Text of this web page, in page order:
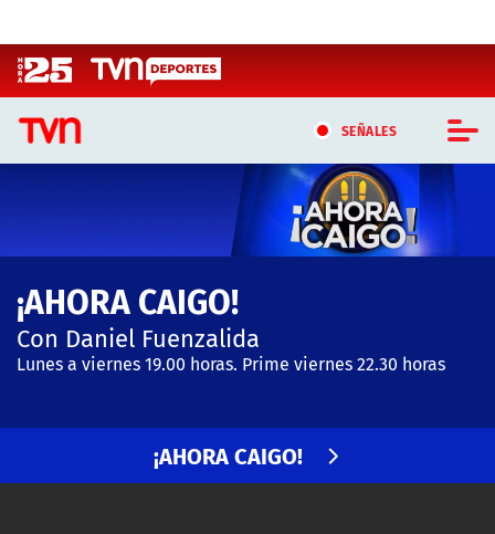
SEÑALES
CASTING MASTERCHEF CHILE
CASTING TVN VERTICAL
TVN VERTICAL
TVN PLAY
¡AHORA CAIGO!
Con Daniel Fuenzalida
Lunes a viernes 19.00 horas. Prime viernes 22.30 horas
¡AHORA CAIGO!